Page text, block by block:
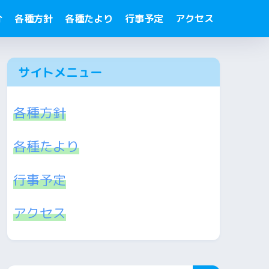
各種方針 各種たより 行事予定 アクセス
サイトメニュー
各種方針
各種たより
行事予定
アクセス